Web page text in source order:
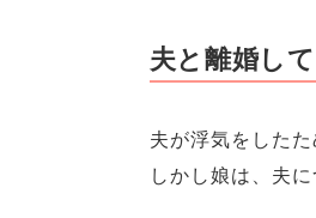
夫と離婚し
夫が浮気をした
しかし娘は、夫